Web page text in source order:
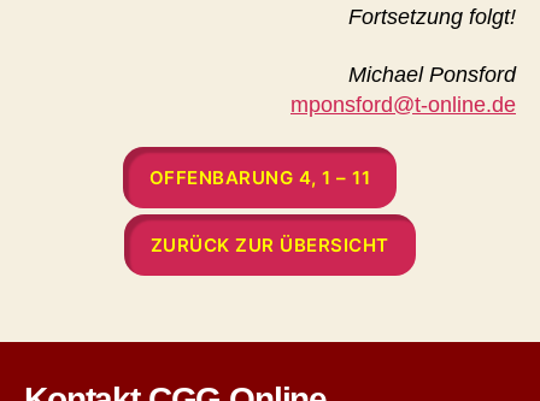
Fortsetzung folgt!
Michael Ponsford
mponsford@t-online.de
OFFENBARUNG 4, 1 – 11
ZURÜCK ZUR ÜBERSICHT